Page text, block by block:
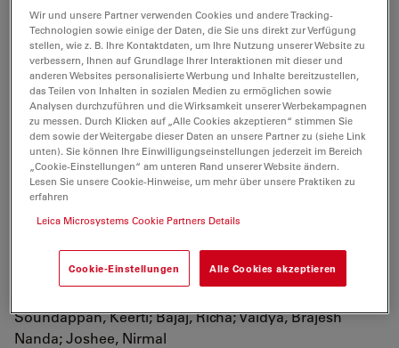
International Journal of Systematic and Evolutionary
Microbiology, 24 Feb 2017, 67(2):417-424
https://doi.org/10.1099/ijsem.0.001641
The morphological and phylogenetic characterization
for the dinoflagellate Margalefidinium fulvescens
(=Cochlodinium fulvescens) isolated from the Jiaozhou
Bay, China
Zhangxi Hu, Yunyan Deng, Yuhang Li & Ying Zhong
Tang
Acta Oceanologica Sinica, 37, pages 11–17(2018)
Anatomical and biochemical investigations on
Soundappan, Keerti; Bajaj, Richa; Vaidya, Brajesh
Nanda; Joshee, Nirmal
Wir und unsere Partner verwenden Cookies und andere Tracking-
Technologien sowie einige der Daten, die Sie uns direkt zur Verfügung
stellen, wie z. B. Ihre Kontaktdaten, um Ihre Nutzung unserer Website zu
verbessern, Ihnen auf Grundlage Ihrer Interaktionen mit dieser und
anderen Websites personalisierte Werbung und Inhalte bereitzustellen,
das Teilen von Inhalten in sozialen Medien zu ermöglichen sowie
Analysen durchzuführen und die Wirksamkeit unserer Werbekampagnen
zu messen. Durch Klicken auf „Alle Cookies akzeptieren“ stimmen Sie
dem sowie der Weitergabe dieser Daten an unsere Partner zu (siehe Link
unten). Sie können Ihre Einwilligungseinstellungen jederzeit im Bereich
„Cookie-Einstellungen“ am unteren Rand unserer Website ändern.
Lesen Sie unsere Cookie-Hinweise, um mehr über unsere Praktiken zu
erfahren
Leica Microsystems Cookie Partners Details
Cookie-Einstellungen Alle Cookies akzeptieren